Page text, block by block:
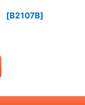
[B2107B]